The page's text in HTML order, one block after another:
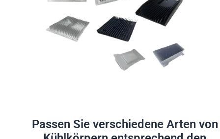
Passen Sie verschiedene Arten von